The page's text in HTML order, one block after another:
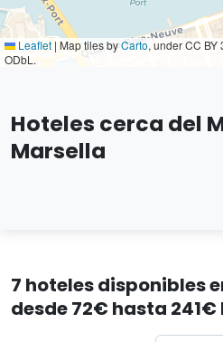
Leaflet | Map tiles byCarto, under CC BY
ODbL.
Hoteles cerca del
Marsella
7 hoteles disponibles
desde 72€ hasta 241€